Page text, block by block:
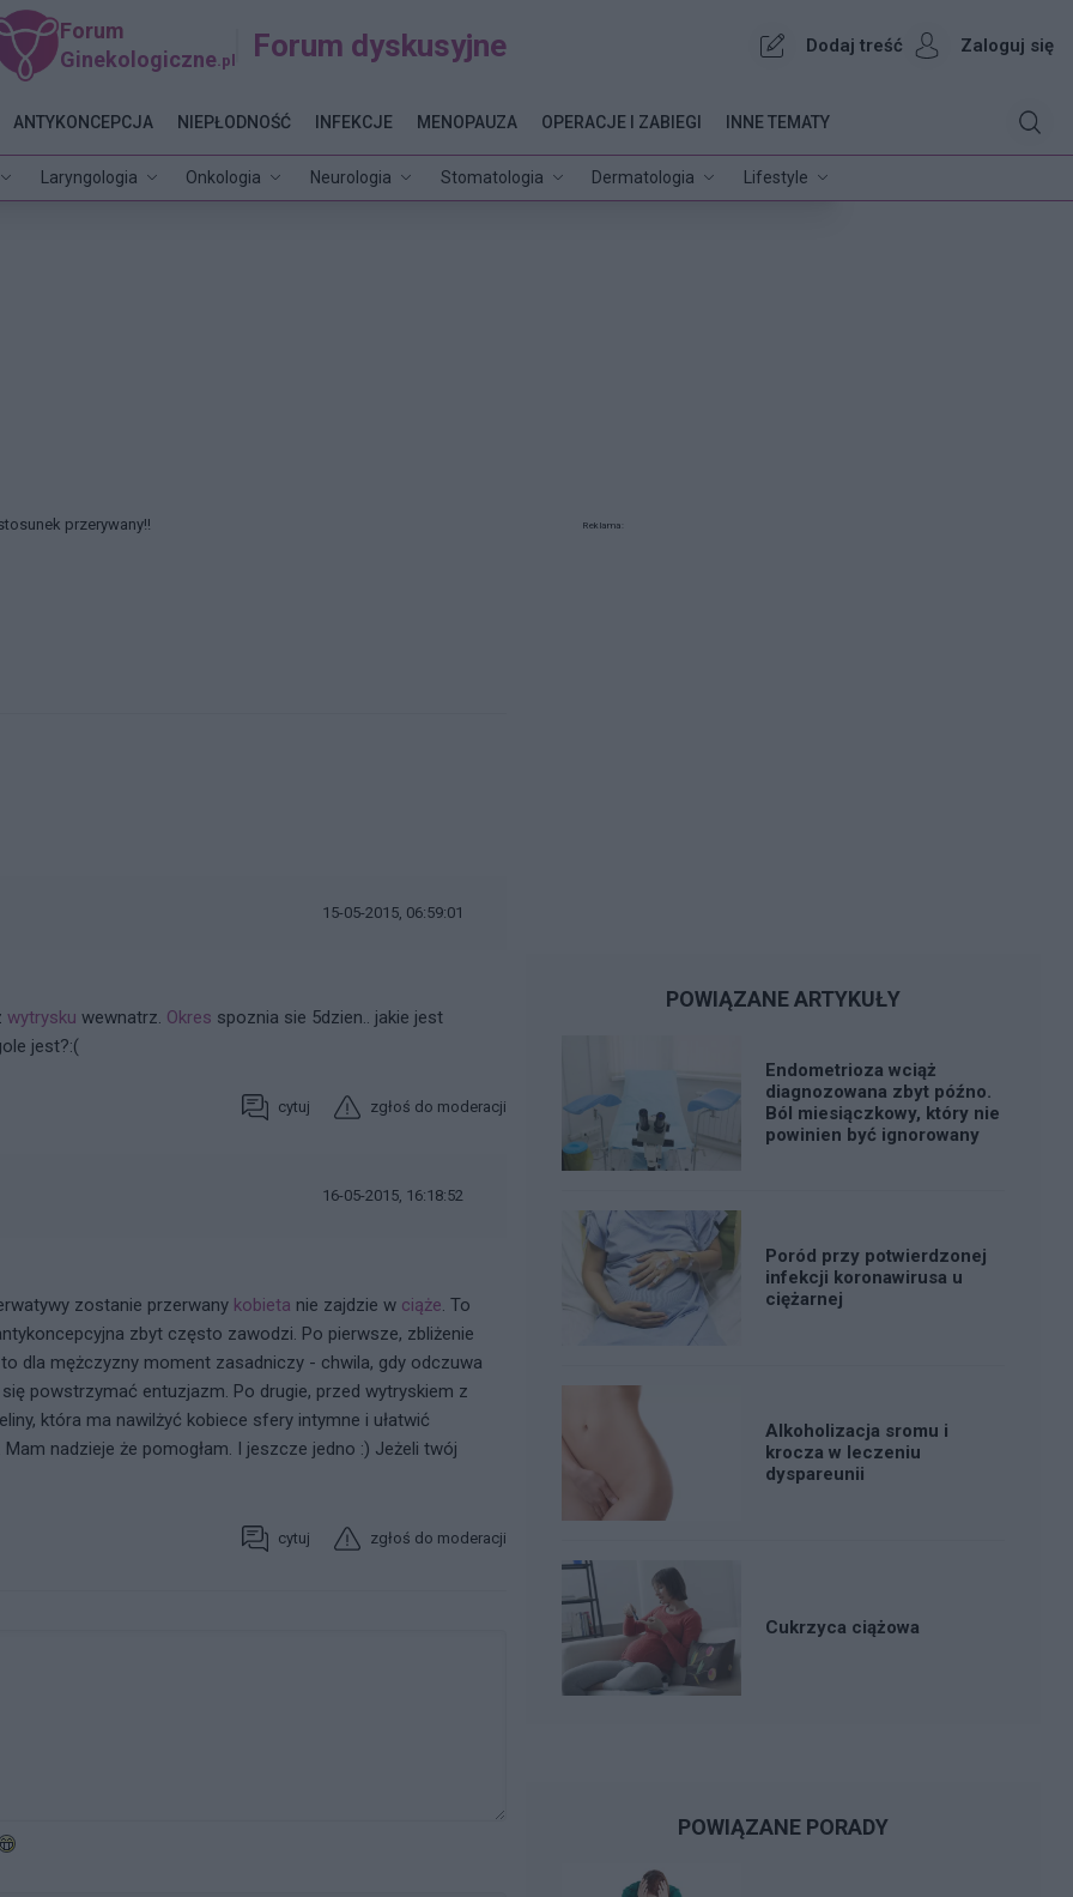
Forum
Ginekologiczne .pl Forum dyskusyjne Dodaj treść Zaloguj się
Laryngologia Onkologia Neurologia Stomatologia Dermatologia Lifestyle
ANTYKONCEPCJA NIEPŁODNOŚĆ INFEKCJE MENOPAUZA OPERACJE I ZABIEGI INNE TEMATY
przerywany!!
15-05-2015, 06:59:01
wytrysku wewnatrz. Okres spoznia sie 5dzien.. jakie jest
jest?:(
cytuj zgłoś do moderacji
16-05-2015, 16:18:52
zostanie przerwany kobieta nie zajdzie w ciąże. To
zbyt często zawodzi. Po pierwsze, zbliżenie
dla mężczyzny moment zasadniczy - chwila, gdy odczuwa
powstrzymać entuzjazm. Po drugie, przed wytryskiem z
która ma nawilżyć kobiece sfery intymne i ułatwić
nadzieje że pomogłam. I jeszcze jedno :) Jeżeli twój
cytuj zgłoś do moderacji
Reklama:
POWIĄZANE ARTYKUŁY
Endometrioza wciąż
diagnozowana zbyt późno.
Ból miesiączkowy, który nie
powinien być ignorowany
Poród przy potwierdzonej
infekcji koronawirusa u
ciężarnej
Alkoholizacja sromu i
krocza w leczeniu
dyspareunii
Cukrzyca ciążowa
POWIĄZANE PORADY